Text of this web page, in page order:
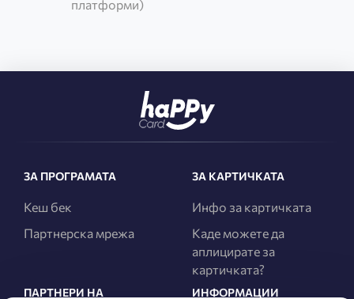
платформи)
ЗА ПРОГРАМАТА
Кеш бек
Партнерска мрежа
ЗА КАРТИЧКАТА
Инфо за картичката
Каде можете да
аплицирате за
картичката?
ПАРТНЕРИ НА
ИНФОРМАЦИИ